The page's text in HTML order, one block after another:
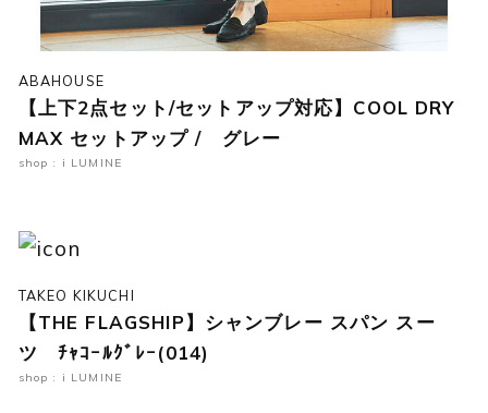
ABAHOUSE
【上下2点セット/セットアップ対応】COOL DRY
MAX セットアップ / グレー
shop : i LUMINE
TAKEO KIKUCHI
【THE FLAGSHIP】シャンブレー スパン スー
ツ ﾁｬｺｰﾙｸﾞﾚｰ(014)
shop : i LUMINE